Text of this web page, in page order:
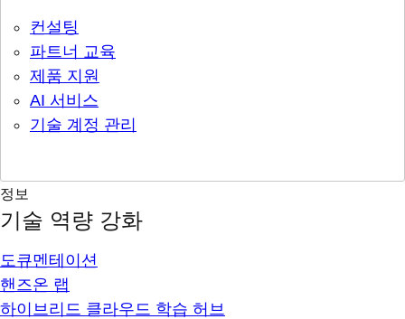
컨설팅
파트너 교육
제품 지원
AI 서비스
기술 계정 관리
정보
기술 역량 강화
도큐멘테이션
핸즈온 랩
하이브리드 클라우드 학습 허브